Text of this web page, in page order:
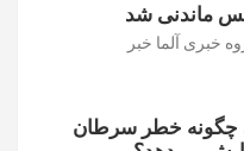
ماندنی شد
خبری آلما خبر
چگونه خطر سرطان